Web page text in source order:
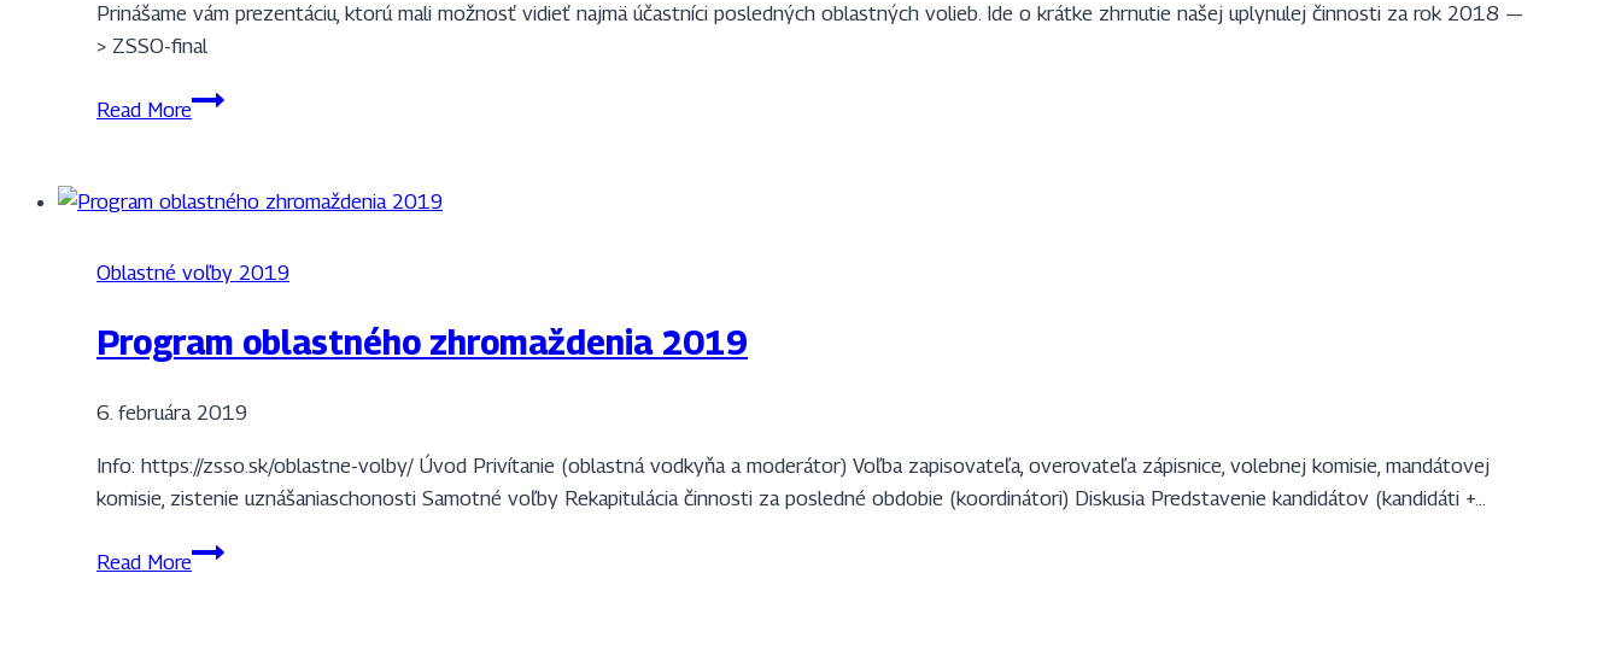
Prinášame vám prezentáciu, ktorú mali možnosť vidieť najmä účastníci posledných oblastných volieb. Ide o krátke zhrnutie našej uplynulej činnosti za rok 2018 —
> ZSSO-final
Read MoreZSSO
rok
Oblastné voľby 2019
Program oblastného zhromaždenia 2019
6. februára 2019
Info: https://zsso.sk/oblastne-volby/ Úvod Privítanie (oblastná vodkyňa a moderátor) Voľba zapisovateľa, overovateľa zápisnice, volebnej komisie, mandátovej
komisie, zistenie uznášaniaschonosti Samotné voľby Rekapitulácia činnosti za posledné obdobie (koordinátori) Diskusia Predstavenie kandidátov (kandidáti +…
Read MoreProgram